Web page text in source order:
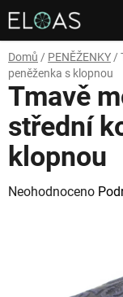
Přejít
na
obsah
Domů / PENĚŽENKY /
peněženka s klopnou
Tmavě
střední
klopnou
Průměrné
Neohodnoceno